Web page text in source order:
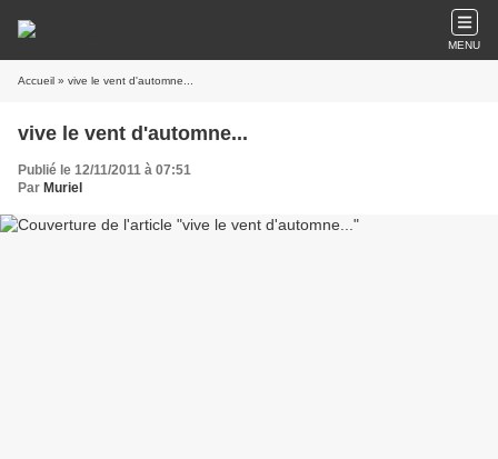
MENU
Accueil » vive le vent d'automne...
vive le vent d'automne...
Publié le 12/11/2011 à 07:51
Par Muriel